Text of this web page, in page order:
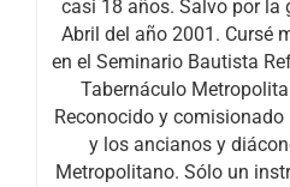
casi 18 años. Salvo por la
Abril del año 2001. Cursé
en el Seminario Bautista
Tabernáculo
Reconocido y comisionado
y los ancianos y
Metropolitano. Sólo un